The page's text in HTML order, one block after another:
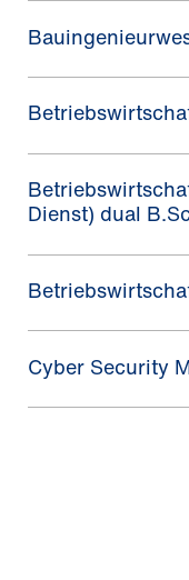
Dienst) dual
Cyber Security